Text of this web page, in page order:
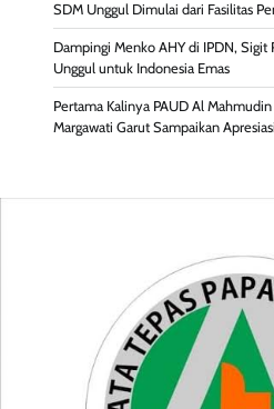
SDM Unggul Dimulai dari Fasilitas
Dampingi Menko AHY di IPDN,
Unggul untuk Indonesia Emas
Pertama Kalinya PAUD Al
Margawati Garut Sampaikan Apresiasi